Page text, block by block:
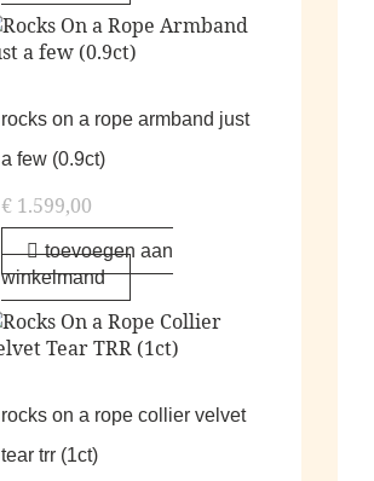
rocks on a rope armband just
a few (0.9ct)
€ 1.599,00
toevoegen aan
winkelmand
rocks on a rope collier velvet
tear trr (1ct)